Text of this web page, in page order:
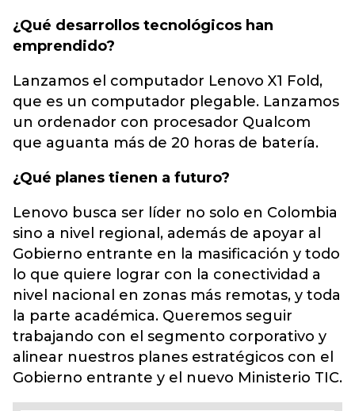
¿Qué desarrollos tecnológicos han
emprendido?
Lanzamos el computador Lenovo X1 Fold,
que es un computador plegable. Lanzamos
un ordenador con procesador Qualcom
que aguanta más de 20 horas de batería.
¿Qué planes tienen a futuro?
Lenovo busca ser líder no solo en Colombia
sino a nivel regional, además de apoyar al
Gobierno entrante en la masificación y todo
lo que quiere lograr con la conectividad a
nivel nacional en zonas más remotas, y toda
la parte académica. Queremos seguir
trabajando con el segmento corporativo y
alinear nuestros planes estratégicos con el
Gobierno entrante y el nuevo Ministerio TIC.